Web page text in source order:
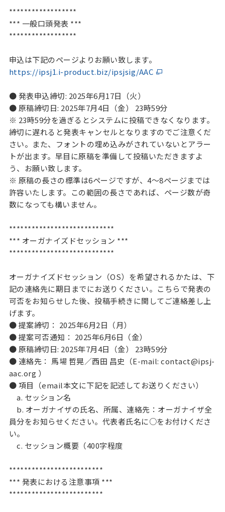
******************
*** 一般口頭発表 ***
******************
申込は下記のページよりお願い致します。
https://ipsj1.i-product.biz/ipsjsig/AAC
● 発表申込締切: 2025年6月17日（火）
● 原稿締切日: 2025年7月4日（金） 23時59分
※ 23時59分を過ぎるとシステムに投稿できなくなります。
締切に遅れると発表キャンセルとなりますのでご注意くだ
さい。また、フォントの埋め込みがされていないとアラー
トが出ます。早目に原稿を準備して投稿いただきますよ
う、お願い致します。
※ 原稿の長さの標準は6ページですが、4～8ページまでは
許容いたします。この範囲の長さであれば、ページ数が奇
数になっても構いません。
****************************
*** オーガナイズドセッション ***
****************************
オーガナイズドセッション（OS）を希望されるかたは、下
記の連絡先に期日までにお送りください。こちらで発表の
可否をお知らせした後、投稿手続きに関してご連絡差し上
げます。
● 提案締切： 2025年6月2日（月）
● 提案可否通知： 2025年6月6日（金）
● 原稿締切日: 2025年7月4日（金） 23時59分
● 連絡先： 馬場 哲晃／西田 昌史（E-mail: contact@ipsj-
aac.org ）
● 項目（email本文に下記を記述してお送りください）
a. セッション名
b. オーガナイザの氏名、所属、連絡先：オーガナイザ全
員分をお知らせください。代表者氏名に○をお付けくださ
い。
c. セッション概要（400字程度
*************************
*** 発表における注意事項 ***
*************************